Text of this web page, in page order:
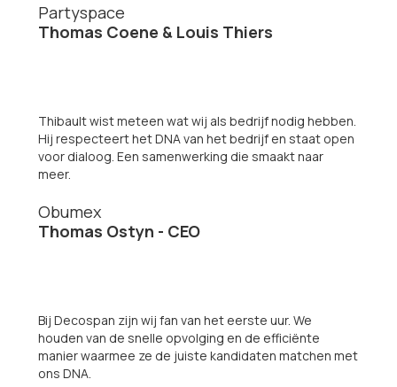
Partyspace
Thomas Coene & Louis Thiers
Thibault wist meteen wat wij als bedrijf nodig hebben.
Hij respecteert het DNA van het bedrijf en staat open
voor dialoog. Een samenwerking die smaakt naar
meer.
Obumex
Thomas Ostyn - CEO
Bij Decospan zijn wij fan van het eerste uur. We
houden van de snelle opvolging en de efficiënte
manier waarmee ze de juiste kandidaten matchen met
ons DNA.